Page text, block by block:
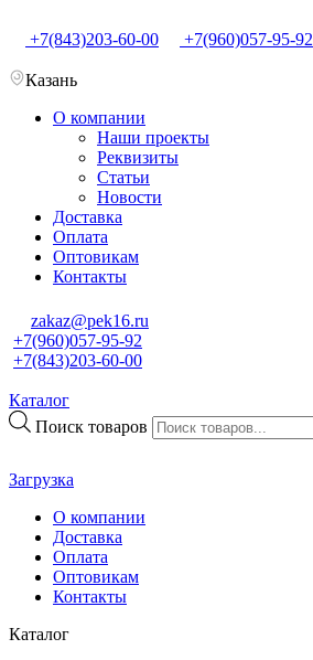
+7(843)203-60-00 +7(960)057-95-92
Казань
О компании
Наши проекты
Реквизиты
Статьи
Новости
Доставка
Оплата
Оптовикам
Контакты
zakaz@pek16.ru
+7(960)057-95-92
+7(843)203-60-00
Каталог
Поиск товаров
Загрузка
О компании
Доставка
Оплата
Оптовикам
Контакты
Каталог